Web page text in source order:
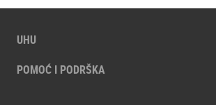
UHU
POMOĆ I PODRŠKA